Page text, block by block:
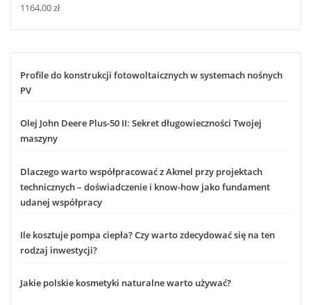
1164,00zł
Profile do konstrukcji fotowoltaicznych w systemach nośnych
PV
Olej John Deere Plus-50 II: Sekret długowieczności Twojej
maszyny
Dlaczego warto współpracować z Akmel przy projektach
technicznych – doświadczenie i know-how jako fundament
udanej współpracy
Ile kosztuje pompa ciepła? Czy warto zdecydować się na ten
rodzaj inwestycji?
Jakie polskie kosmetyki naturalne warto używać?